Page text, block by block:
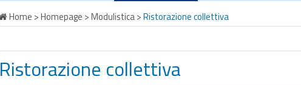
Home >Homepage >Modulistica>Ristorazione collettiva
Ristorazione collettiva